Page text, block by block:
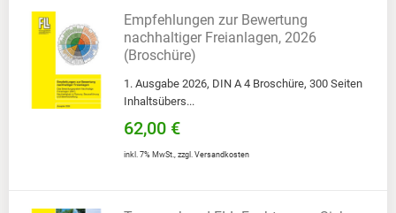
Empfehlungen zur Bewertung
nachhaltiger Freianlagen, 2026
(Broschüre)
1. Ausgabe 2026, DIN A 4 Broschüre, 300 Seiten
Inhaltsübers...
62,00 €
inkl. 7% MwSt., zzgl. Versandkosten